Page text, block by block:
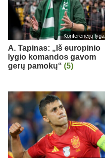
Konferencijų lyga
A. Tapinas: „Iš europinio
lygio komandos gavom
gerų pamokų“ (5)